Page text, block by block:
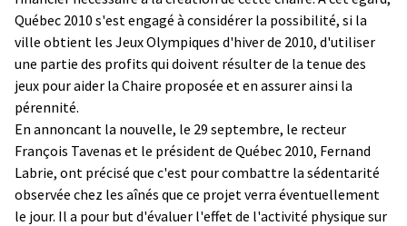
Québec 2010 s'est engagé à considérer la possibilité, si la
ville obtient les Jeux Olympiques d'hiver de 2010, d'utiliser
une partie des profits qui doivent résulter de la tenue des
jeux pour aider la Chaire proposée et en assurer ainsi la
pérennité.
En annoncant la nouvelle, le 29 septembre, le recteur
François Tavenas et le président de Québec 2010, Fernand
Labrie, ont précisé que c'est pour combattre la sédentarité
observée chez les aînés que ce projet verra éventuellement
le jour. Il a pour but d'évaluer l'effet de l'activité physique sur